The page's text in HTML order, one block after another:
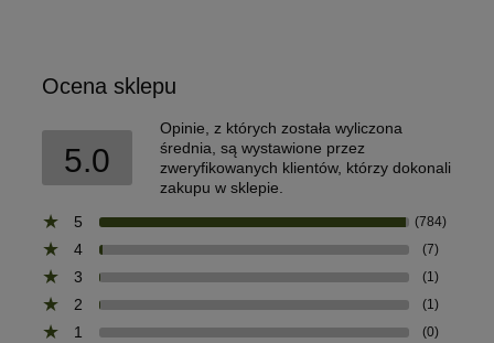
Ocena sklepu
5.0
Opinie, z których została wyliczona
średnia, są wystawione przez
zweryfikowanych klientów, którzy dokonali
zakupu w sklepie.
5
(784)
4 (7)
3 (1)
2 (1)
1 (0)